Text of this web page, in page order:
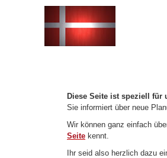
Diese Seite ist speziell für
Sie informiert über neue
Wir können ganz einfach
Seite kennt.
Ihr seid also herzlich dazu